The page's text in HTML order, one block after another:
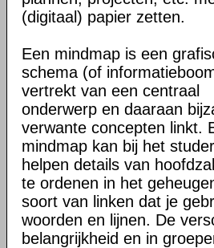
(digitaal) papier zetten.
Een mindmap is een
schema (of
vertrekt van een centraal
onderwerp en daaraan
verwante concepten linkt.
mindmap kan bij het
helpen details van
te ordenen in het
soort van linken dat je
woorden en lijnen. De
belangrijkheid en in